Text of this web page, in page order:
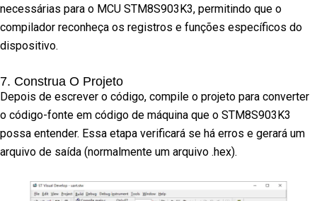
necessárias para o MCU STM8S903K3, permitindo que o
compilador reconheça os registros e funções específicos do
dispositivo.
7. Construa O Projeto
Depois de escrever o código, compile o projeto para converter
o código-fonte em código de máquina que o STM8S903K3
possa entender. Essa etapa verificará se há erros e gerará um
arquivo de saída (normalmente um arquivo .hex).